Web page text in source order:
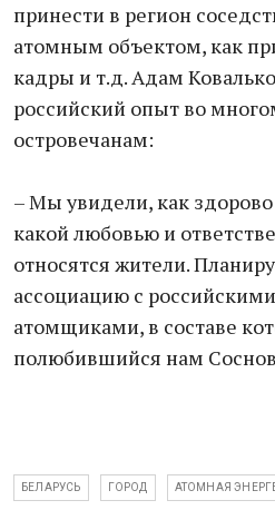
принести в регион
атомным объектом, как
кадры и т.д. Адам
российский опыт во
островечанам:
– Мы увидели, как здорово
какой любовью и
относятся жители.
ассоциацию с
атомщиками, в составе
полюбившийся нам
БЕЛАРУСЬ ГОРОД АТОМНАЯ